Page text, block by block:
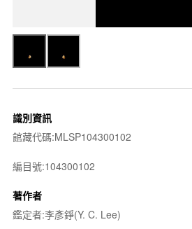
識別資訊
館藏代碼:MLSP104300102
編目號:104300102
著作者
鑑定者:李彥錚(Y. C. Lee)